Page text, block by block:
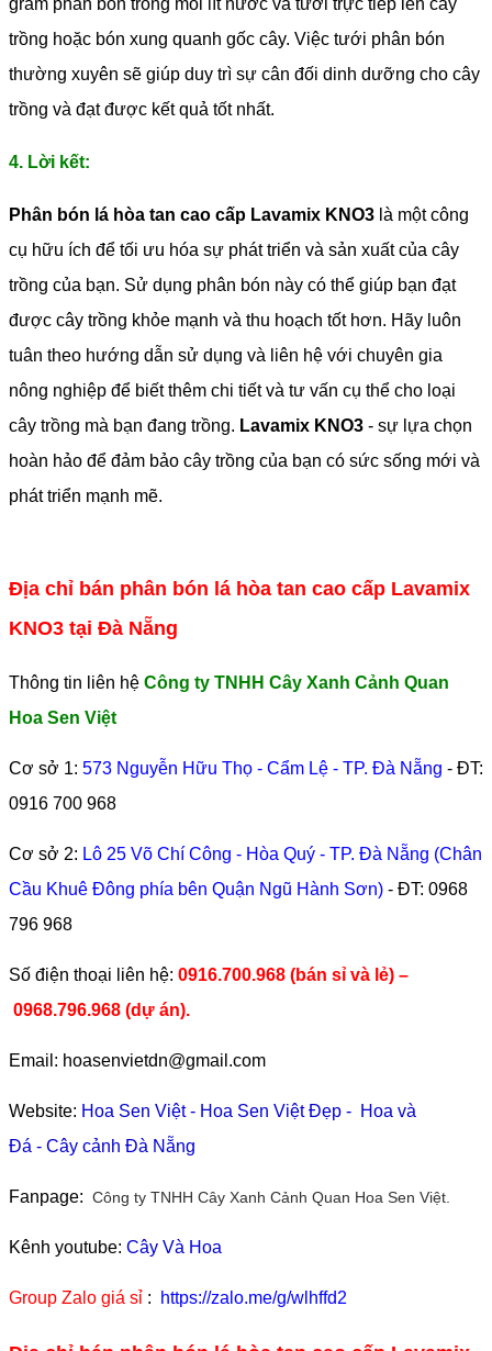
gram phân bón trong mỗi lít nước và tưới trực tiếp lên cây
trồng hoặc bón xung quanh gốc cây. Việc tưới phân bón
thường xuyên sẽ giúp duy trì sự cân đối dinh dưỡng cho cây
trồng và đạt được kết quả tốt nhất.
4. Lời kết:
Phân bón lá hòa tan cao cấp Lavamix KNO3 là một công
cụ hữu ích để tối ưu hóa sự phát triển và sản xuất của cây
trồng của bạn. Sử dụng phân bón này có thể giúp bạn đạt
được cây trồng khỏe mạnh và thu hoạch tốt hơn. Hãy luôn
tuân theo hướng dẫn sử dụng và liên hệ với chuyên gia
nông nghiệp để biết thêm chi tiết và tư vấn cụ thể cho loại
cây trồng mà bạn đang trồng. Lavamix KNO3 - sự lựa chọn
hoàn hảo để đảm bảo cây trồng của bạn có sức sống mới và
phát triển mạnh mẽ.
Địa chỉ bán phân bón lá hòa tan cao cấp Lavamix
KNO3 tại Đà Nẵng
Thông tin liên hệ Công ty TNHH Cây Xanh Cảnh Quan
Hoa Sen Việt
Cơ sở 1: 573 Nguyễn Hữu Thọ - Cẩm Lệ - TP. Đà Nẵng - ĐT:
0916 700 968
Cơ sở 2: Lô 25 Võ Chí Công - Hòa Quý - TP. Đà Nẵng (Chân
Cầu Khuê Đông phía bên Quận Ngũ Hành Sơn) - ĐT: 0968
796 968
​Số điện thoại liên hệ: 0916.700.968 (bán sỉ và lẻ) –
0968.796.968 (dự án).
Email: hoasenvietdn@gmail.com
Website: Hoa Sen Việt- Hoa Sen Việt Đẹp - Hoa và
Đá - Cây cảnh Đà Nẵng
Fanpage: Công ty TNHH Cây Xanh Cảnh Quan Hoa Sen Việt.
Kênh youtube: Cây Và Hoa
Group Zalo giá sỉ : https://zalo.me/g/wlhffd2